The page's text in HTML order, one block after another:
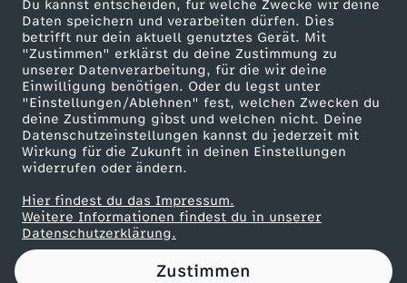
Du kannst entscheiden, für welche Zwecke wir deine
Daten speichern und verarbeiten dürfen. Dies
betrifft nur dein aktuell genutztes Gerät. Mit
"Zustimmen" erklärst du deine Zustimmung zu
unserer Datenverarbeitung, für die wir deine
Einwilligung benötigen. Oder du legst unter
"Einstellungen/Ablehnen" fest, welchen Zwecken du
deine Zustimmung gibst und welchen nicht. Deine
Datenschutzeinstellungen kannst du jederzeit mit
Wirkung für die Zukunft in deinen Einstellungen
widerrufen oder ändern.
Hier findest du das Impressum.
Weitere Informationen findest du in unserer
Datenschutzerklärung.
Zustimmen
a
n
n
L
a
e
ZDF goes Schule
Werbefernsehen
Mainzelmännchen
Partner